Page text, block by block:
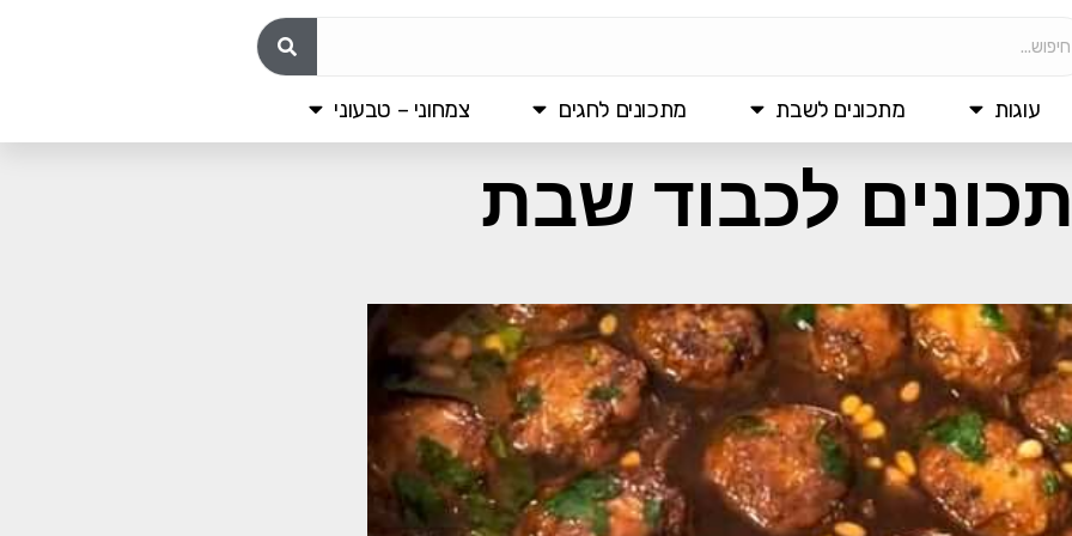
עוגות מתכונים לשבת מתכונים לחגים צמחוני – טבעוני
לכבוד שבת